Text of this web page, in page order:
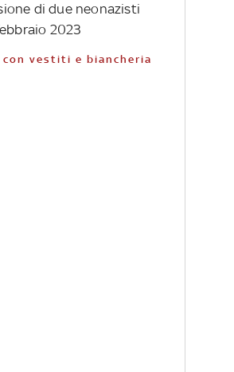
di due neonazisti
2023